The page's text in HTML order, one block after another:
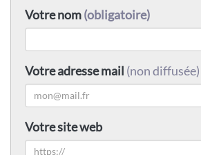
Votre nom(obligatoire)
Votre adresse mail (non diffusée)
Votre site web